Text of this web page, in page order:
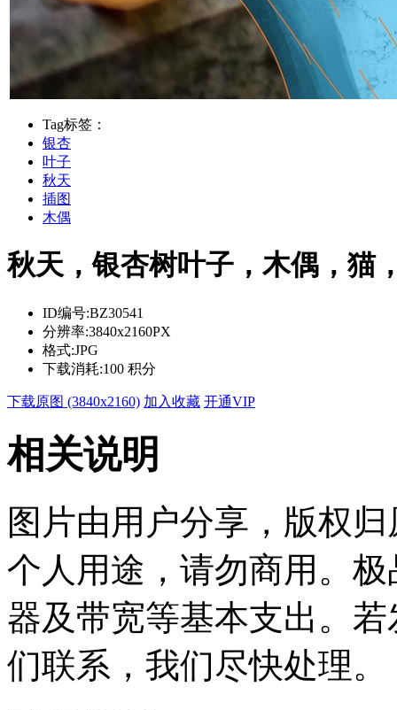
Tag标签：
银杏
叶子
秋天
插图
木偶
秋天，银杏树叶子，木偶，猫
ID编号:BZ30541
分辨率:3840x2160PX
格式:JPG
下载消耗:100 积分
下载原图 (3840x2160) 加入收藏 开通VIP
相关说明
图片由用户分享，版权
个人用途，请勿商用。
器及带宽等基本支出。
们联系，我们尽快处理。